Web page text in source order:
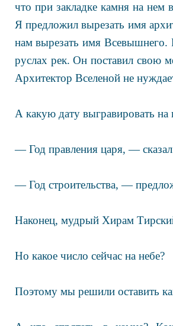
что при закладке камня на
Я предложил вырезать имя
нам вырезать имя Всевышнего.
руслах рек. Он поставил свою
Архитектор Вселеной не
А какую дату выгравировать на
— Год правления царя, —
— Год строительства, —
Наконец, мудрый Хирам
Но какое число сейчас на небе?
Поэтому мы решили оставить